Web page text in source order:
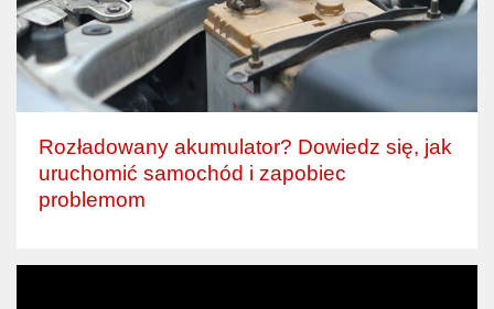
Rozładowany akumulator? Dowiedz się, jak
uruchomić samochód i zapobiec
problemom